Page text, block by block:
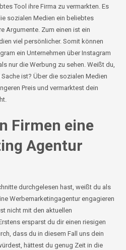
Tool ihre Firma zu vermarkten. Es
sozialen Medien ein beliebtes
Argumente. Zum einen ist ein
viel persönlicher. Somit können
ein Unternehmen über Instagram
nur die Werbung zu sehen. Weißt du,
ist? Über die sozialen Medien
Preis und vermarktest dein
Firmen eine
Agentur
durchgelesen hast, weißt du als
Werbemarketingagentur engagieren
nicht mit den aktuellen
ersparst du dir einen riesigen
dass du in diesem Fall uns dein
hättest du genug Zeit in die